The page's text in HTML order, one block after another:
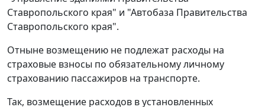
Ставропольского края" и "Автобаза Правительства
Ставропольского края".
Отныне возмещению не подлежат расходы на
страховые взносы по обязательному личному
страхованию пассажиров на транспорте.
Так, возмещение расходов в установленных